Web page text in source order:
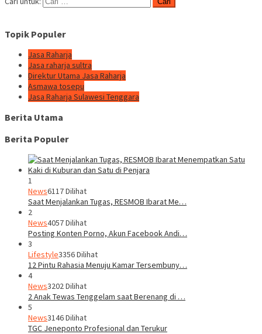
Topik Populer
Jasa Raharja
Jasa raharja sultra
Direktur Utama Jasa Raharja
Asmawa tosepu
Jasa Raharja Sulawesi Tenggara
Berita Utama
Berita Populer
1
News6117 Dilihat
Saat Menjalankan Tugas, RESMOB Ibarat Me…
2
News4057 Dilihat
Posting Konten Porno, Akun Facebook Andi…
3
Lifestyle3356 Dilihat
12 Pintu Rahasia Menuju Kamar Tersembuny…
4
News3202 Dilihat
2 Anak Tewas Tenggelam saat Berenang di …
5
News3146 Dilihat
TGC Jeneponto Profesional dan Terukur